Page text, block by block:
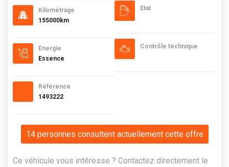
Kilométrage
155000km
Energie
Essence
Référence
1493222
Etat
Contrôle technique
14 personnes consultent actuellement cette offre
Ce véhicule vous intéresse ? Contactez directement le